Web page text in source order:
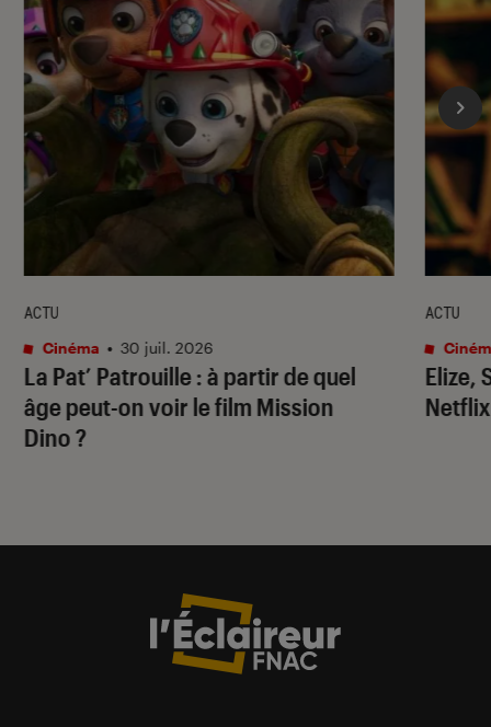
La Pat’ Patrouille: à partir de quel
âge peut-on voir le film Mission
Dino?
ACTU
Cinéma • 30 juil. 2026
Elize,
ACTU